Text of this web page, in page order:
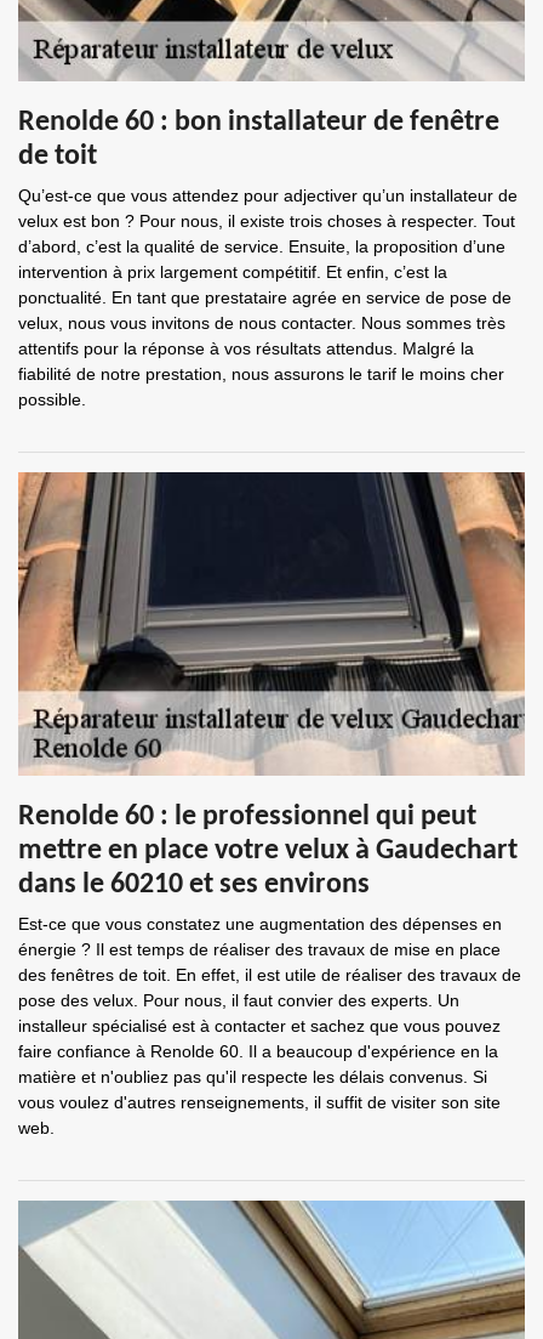
Renolde 60 : bon installateur de fenêtre
de toit
Qu’est-ce que vous attendez pour adjectiver qu’un installateur de
velux est bon ? Pour nous, il existe trois choses à respecter. Tout
d’abord, c’est la qualité de service. Ensuite, la proposition d’une
intervention à prix largement compétitif. Et enfin, c’est la
ponctualité. En tant que prestataire agrée en service de pose de
velux, nous vous invitons de nous contacter. Nous sommes très
attentifs pour la réponse à vos résultats attendus. Malgré la
fiabilité de notre prestation, nous assurons le tarif le moins cher
possible.
Renolde 60 : le professionnel qui peut
mettre en place votre velux à Gaudechart
dans le 60210 et ses environs
Est-ce que vous constatez une augmentation des dépenses en
énergie ? Il est temps de réaliser des travaux de mise en place
des fenêtres de toit. En effet, il est utile de réaliser des travaux de
pose des velux. Pour nous, il faut convier des experts. Un
installeur spécialisé est à contacter et sachez que vous pouvez
faire confiance à Renolde 60. Il a beaucoup d'expérience en la
matière et n'oubliez pas qu'il respecte les délais convenus. Si
vous voulez d'autres renseignements, il suffit de visiter son site
web.